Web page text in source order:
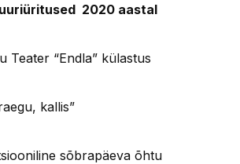
2020 aastal
Teater “Endla” külastus
kallis”
sõbrapäeva õhtu